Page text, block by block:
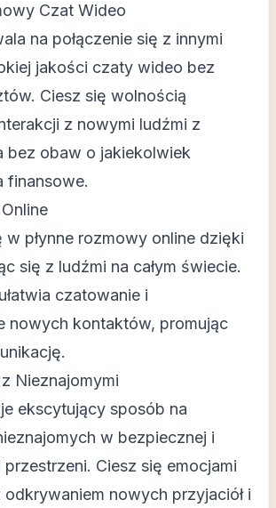
Czat Wideo
na połączenie się z innymi
jakości czaty wideo bez
Ciesz się wolnością
z nowymi ludźmi z
bez obaw o jakiekolwiek
finansowe.
w płynne rozmowy online dzięki
się z ludźmi na całym świecie.
czatowanie i
nowych kontaktów, promując
Nieznajomymi
ekscytujący sposób na
w bezpiecznej i
Ciesz się emocjami
nowych przyjaciół i